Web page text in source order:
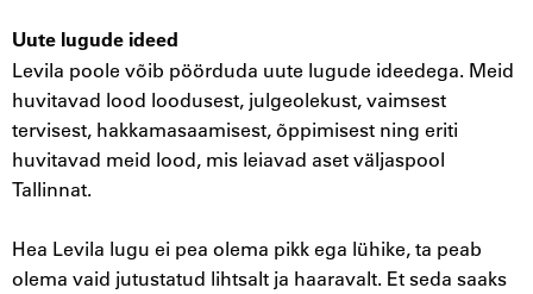
Uute lugude ideed
Levila poole võib pöörduda uute lugude ideedega. Meid
huvitavad lood loodusest, julgeolekust, vaimsest
tervisest, hakkamasaamisest, õppimisest ning eriti
huvitavad meid lood, mis leiavad aset väljaspool
Tallinnat.
Hea Levila lugu ei pea olema pikk ega lühike, ta peab
olema vaid jutustatud lihtsalt ja haaravalt. Et seda saaks